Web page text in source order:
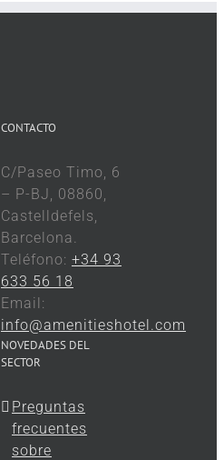
CONTACTO
C/Paseo Timo, 6
– P-BJ, 08860,
Castelldefels,
Barcelona.
Teléfono: +34 93
633 56 18
Email:
info@amenitieshotel.com
NOVEDADES DEL
SECTOR
Preguntas
frecuentes
sobre